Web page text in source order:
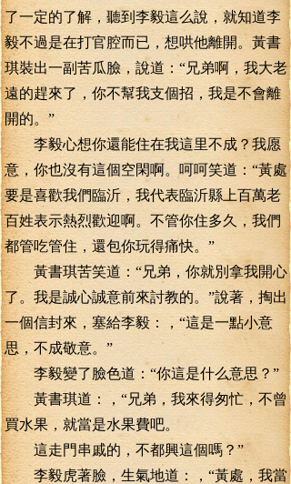
了一定的了解，聽到李毅這么說，就知道李
毅不過是在打官腔而已，想哄他離開。黃書
琪裝出一副苦瓜臉，說道：“兄弟啊，我大老
遠的趕來了，你不幫我支個招，我是不會離
開的。”
李毅心想你還能住在我這里不成？我愿
意，你也沒有這個空閑啊。呵呵笑道：“黃處
要是喜歡我們臨沂，我代表臨沂縣上百萬老
百姓表示熱烈歡迎啊。不管你住多久，我們
都管吃管住，還包你玩得痛快。”
黃書琪苦笑道：“兄弟，你就別拿我開心
了。我是誠心誠意前來討教的。”說著，掏出
一個信封來，塞給李毅：，“這是一點小意
思，不成敬意。”
李毅變了臉色道：“你這是什么意思？”
黃書琪道：，“兄弟，我來得匆忙，不曾
買水果，就當是水果費吧。
這走門串戚的，不都興這個嗎？”
李毅虎著臉，生氣地道：，“黃處，我當